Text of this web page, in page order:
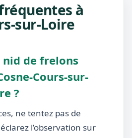
à
sur-Loire
nid de frelons
Cours-sur-
?
ne tentez pas de
l’observation sur